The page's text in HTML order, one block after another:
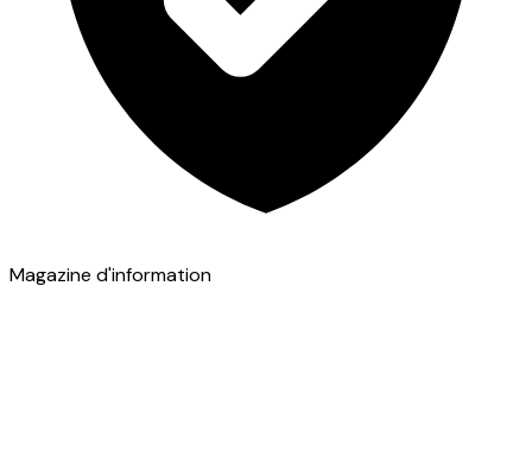
Magazine d'information